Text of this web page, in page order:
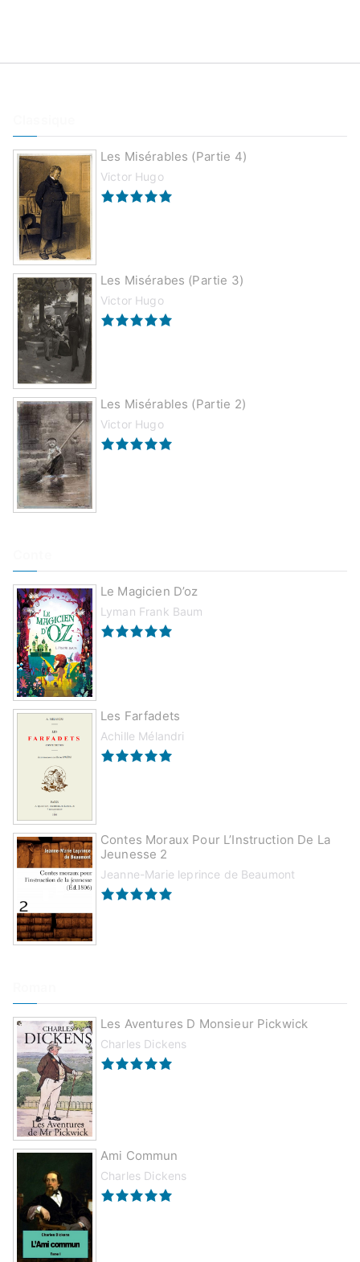
Les Misérables (partie 4)
Victor Hugo
Les Misérabes (partie 3)
Victor Hugo
Les Misérables (partie 2)
Victor Hugo
Le Magicien D’oz
Lyman Frank Baum
Les Farfadets
Achille Mélandri
Contes Moraux Pour L’Instruction De La
Jeunesse 2
Jeanne-Marie leprince de Beaumont
Les Aventures D Monsieur Pickwick
Charles Dickens
Ami Commun
Charles Dickens